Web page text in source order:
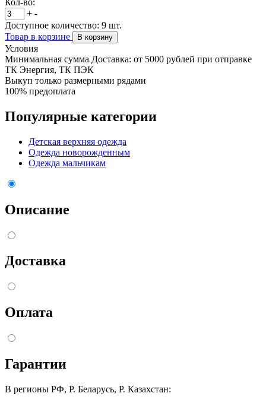
+ -
Доступное количество: 9 шт.
Товар в корзине
В корзину
Условия
Минимальная сумма Доставка: от 5000 рублей при отправке
ТК Энергия, ТК ПЭК
Выкуп только размерными рядами
100% предоплата
Популярные категории
Детская верхняя одежда
Одежда новорожденным
Одежда мальчикам
Описание
Доставка
Оплата
Гарантии
В регионы РФ, Р. Беларусь, Р. Казахстан: